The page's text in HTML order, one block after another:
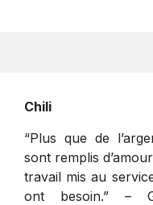
Chili
“Plus que de
sont remplis
travail mis au
ont besoin.” –